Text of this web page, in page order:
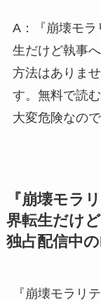
A：『崩壊モラ
生だけど執事
方法はありま
す。無料で読
大変危険なの
『崩壊モラ
界転生だけ
独占配信中
『崩壊モラリ